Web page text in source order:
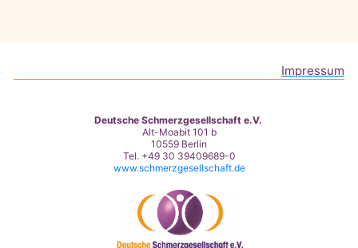
Deutsche Schmerzgesellschaft e.V.
Alt-Moabit 101 b
10559 Berlin
Tel. +49 30 39409689-0
www.schmerzgesellschaft.de
Impressum